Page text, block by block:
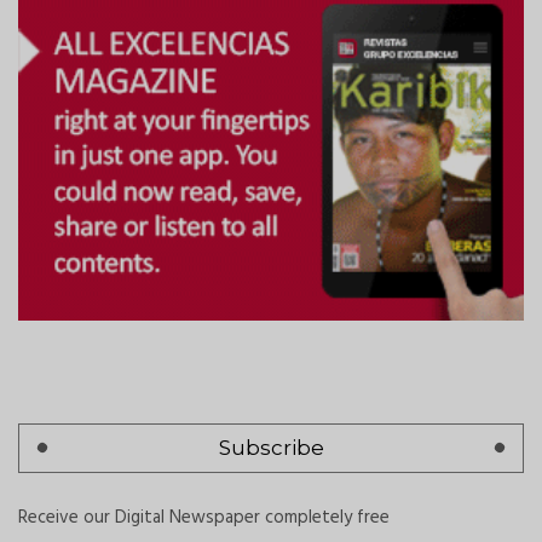
Subscribe
Receive our Digital Newspaper completely free